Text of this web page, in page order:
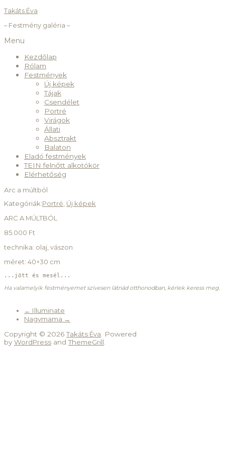
Takáts Éva
– Festmény galéria –
Menu
Kezdőlap
Rólam
Festmények
Új képek
Tájak
Csendélet
Portré
Virágok
Állati
Absztrakt
Balaton
Eladó festmények
TEIN felnőtt alkotókör
Elérhetőség
Arc a múltból
Kategóriák:Portré, Új képek
ARC A MÚLTBÓL
85.000 Ft
technika: olaj, vászon
méret: 40×30 cm
...jött és mesél...
Ha valamelyik festményemet szívesen látnád otthonodban, kérlek keress meg.
← Illuminate
Nagymama →
Copyright © 2026Takáts Éva. Powered
byWordPress andThemeGrill.